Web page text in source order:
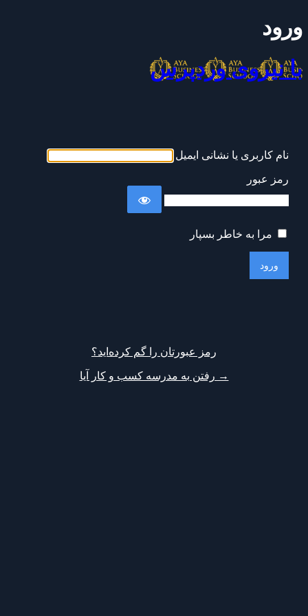
ورود
با نیروی وردپرس
نام کاربری یا نشانی ایمیل
رمز عبور
مرا به خاطر بسپار
رمز عبورتان را گم کرده‌اید؟
→ رفتن به مدرسه کسب و کار آیا